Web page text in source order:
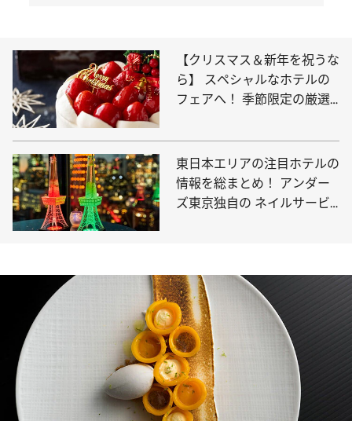
【クリスマス＆新年を祝うな
ら】 スペシャルなホテルの
フェアへ！ 季節限定の厳選
東日本エリアの注目ホテルの
情報を総まとめ！ アンダー
ズ東京独自の ネイルサービ